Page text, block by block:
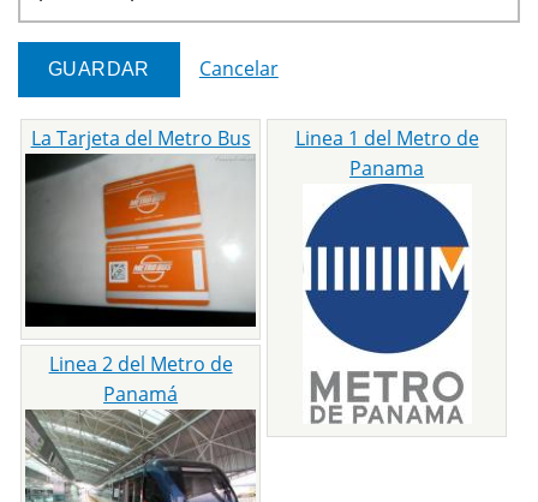
Cancelar
La Tarjeta del Metro Bus
Linea 1 del Metro de
Panama
Linea 2 del Metro de
Panamá